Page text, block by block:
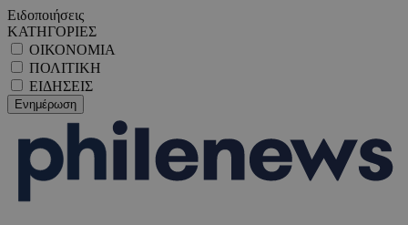
Ειδοποιήσεις
ΚΑΤΗΓΟΡΙΕΣ
ΟΙΚΟΝΟΜΙΑ
ΠΟΛΙΤΙΚΗ
ΕΙΔΗΣΕΙΣ